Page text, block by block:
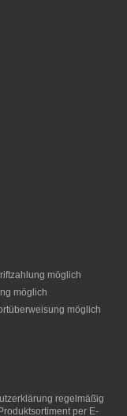
regelmäßig
per E-